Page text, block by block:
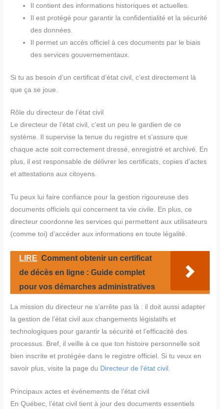
Il contient des informations historiques et actuelles.
Il est protégé pour garantir la confidentialité et la sécurité
des données.
Il permet un accès officiel à ces documents par le biais
des services gouvernementaux.
Si tu as besoin d’un certificat d’état civil, c’est directement là
que ça se joue.
Rôle du directeur de l’état civil
Le directeur de l’état civil, c’est un peu le gardien de ce
système. Il supervise la tenue du registre et s’assure que
chaque acte soit correctement dressé, enregistré et archivé. En
plus, il est responsable de délivrer les certificats, copies d’actes
et attestations aux citoyens.
Tu peux lui faire confiance pour la gestion rigoureuse des
documents officiels qui concernent ta vie civile. En plus, ce
directeur coordonne les services qui permettent aux utilisateurs
(comme toi) d’accéder aux informations en toute légalité.
LIRE Comment obtenir un certificat
de décès en ligne : Guide complet
pour vos démarches administratives
La mission du directeur ne s’arrête pas là : il doit aussi adapter
la gestion de l’état civil aux changements législatifs et
technologiques pour garantir la sécurité et l’efficacité des
processus. Bref, il veille à ce que ton histoire personnelle soit
bien inscrite et protégée dans le registre officiel. Si tu veux en
savoir plus, visite la page du Directeur de l’état civil
Principaux actes et événements de l’état civil
En Québec, l’état civil tient à jour des documents essentiels